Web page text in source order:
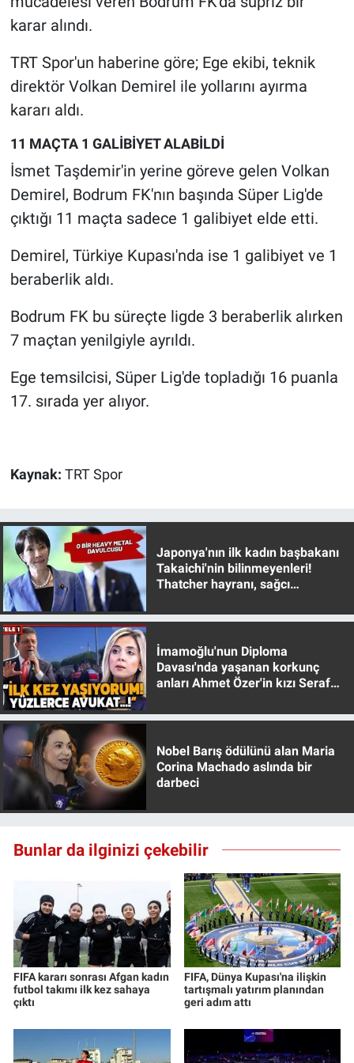
karar alındı.
TRT Spor'un haberine göre; Ege ekibi, teknik
direktör Volkan Demirel ile yollarını ayırma
kararı aldı.
11 MAÇTA 1 GALİBİYET ALABİLDİ
İsmet Taşdemir'in yerine göreve gelen Volkan
Demirel, Bodrum FK'nın başında Süper Lig'de
çıktığı 11 maçta sadece 1 galibiyet elde etti.
Demirel, Türkiye Kupası'nda ise 1 galibiyet ve 1
beraberlik aldı.
Bodrum FK bu süreçte ligde 3 beraberlik alırken
7 maçtan yenilgiyle ayrıldı.
Ege temsilcisi, Süper Lig'de topladığı 16 puanla
17. sırada yer alıyor.
Kaynak: TRT Spor
Japonya'nın ilk kadın başbakanı
Takaichi'nin bilinmeyenleri!
Thatcher hayranı, sağcı
İmamoğlu'nun Diploma
Davası'nda yaşanan korkunç
anları Ahmet Özer'in kızı Seraf
Nobel Barış ödülünü alan Maria
Corina Machado aslında bir
darbeci
Bunlar da ilginizi çekebilir
FIFA kararı sonrası Afgan kadın
futbol takımı ilk kez sahaya
çıktı
FIFA, Dünya Kupası'na ilişkin
tartışmalı yatırım planından
geri adım attı
Günün görüntüsü
Haber
Kimdir
Kültür Sanat
Ne demişti
Popüler
Sağlık
Spor
Teknoloji
Türkiye'nin Geleceği
Türkiye'nin Gündemi
Yerel Gündem
Yerel Yaşam
Canlı Yayın